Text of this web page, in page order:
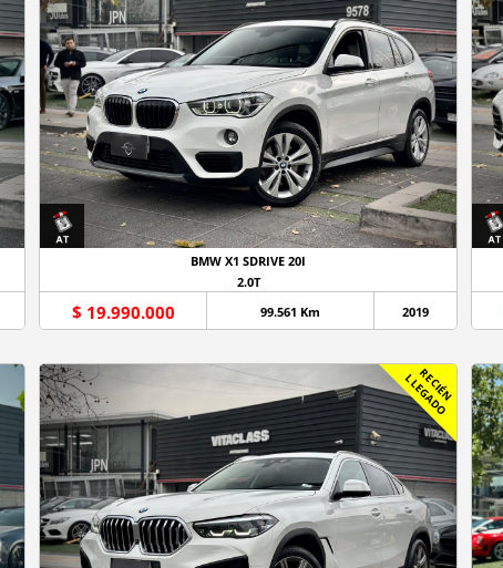
BMW X1 SDRIVE 20I
2.0T
$ 19.990.000 99.561 Km 2019
R
E
C
I
É
N
L
L
E
G
A
D
O